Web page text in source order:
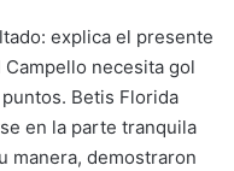
explica el presente
necesita gol
Betis Florida
en la parte tranquila
manera, demostraron